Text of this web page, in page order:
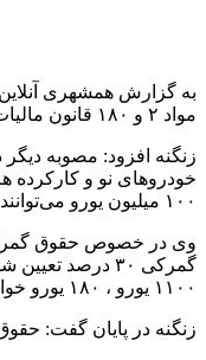
مواد ۲ و ۱۸۰ قانون مالیات های مستقیم نیز به استثنائات اضافه شود به این معنی که سقف معافیت‌های مالیاتی برای شهرداری‌ها برداشته شد و آنها نیز همچنان از معافیت‌های قانونی موجود بهره می‌برند.
خودروهای نو و کارکرده
۱۰۰ میلیون یورو می‌توانند خودرو وارد کنند.
۱۱۰۰ یورو ، ۱۸۰ یورو خواهد شد.
زنگنه در پایان گفت: